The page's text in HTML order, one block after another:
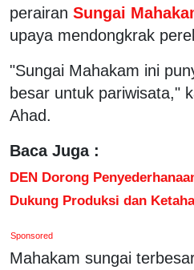
perairan Sungai
upaya mendongkrak
"Sungai Mahakam ini
besar untuk pariwisata,"
Ahad.
Baca Juga :
DEN Dorong
Dukung Produksi dan
Sponsored
Mahakam sungai